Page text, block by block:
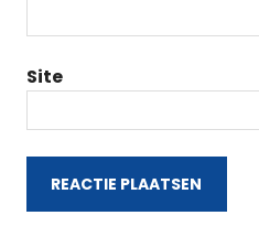
Site